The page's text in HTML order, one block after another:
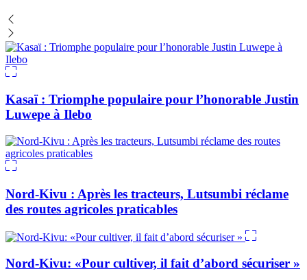
Kasaï : Triomphe populaire pour l’honorable Justin
Luwepe à Ilebo
Nord-Kivu : Après les tracteurs, Lutsumbi réclame
des routes agricoles praticables
Nord-Kivu: «Pour cultiver, il fait d’abord sécuriser »